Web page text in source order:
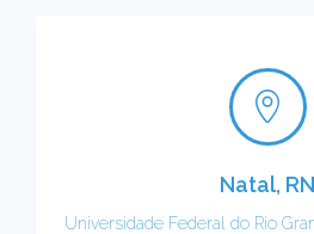
Natal, RN
Universidade Federal do Rio